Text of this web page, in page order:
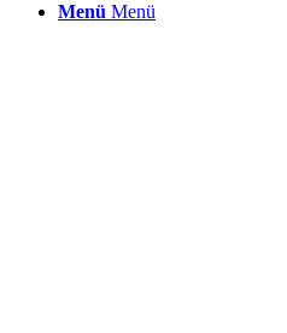
Menü Menü